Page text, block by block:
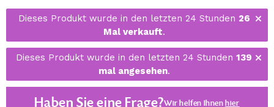
Dieses Produkt wurde in den letzten 24 Stunden 26
Mal verkauft.
Dieses Produkt wurde in den letzten 24 Stunden 139
mal angesehen.
Haben Sie eine Frage?Wir helfen Ihnenhier